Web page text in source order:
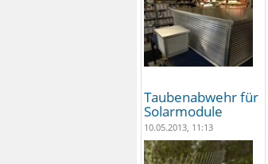
Taubenabwehr für
Solarmodule
10.05.2013, 11:13